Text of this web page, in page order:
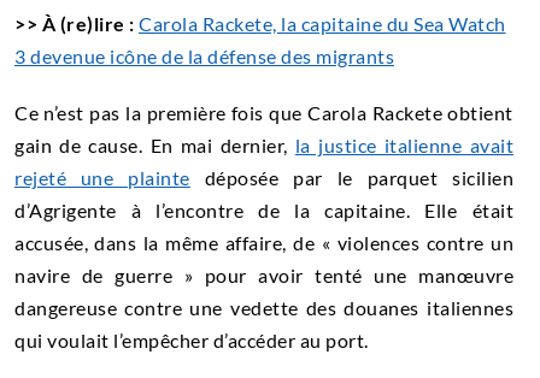
>> À (re)lire : Carola Rackete, la capitaine du Sea Watch
3 devenue icône de la défense des migrants
Ce n’est pas la première fois que Carola Rackete obtient
gain de cause. En mai dernier, la justice italienne avait
rejeté une plainte déposée par le parquet sicilien
d’Agrigente à l’encontre de la capitaine. Elle était
accusée, dans la même affaire, de « violences contre un
navire de guerre » pour avoir tenté une manœuvre
dangereuse contre une vedette des douanes italiennes
qui voulait l’empêcher d’accéder au port.